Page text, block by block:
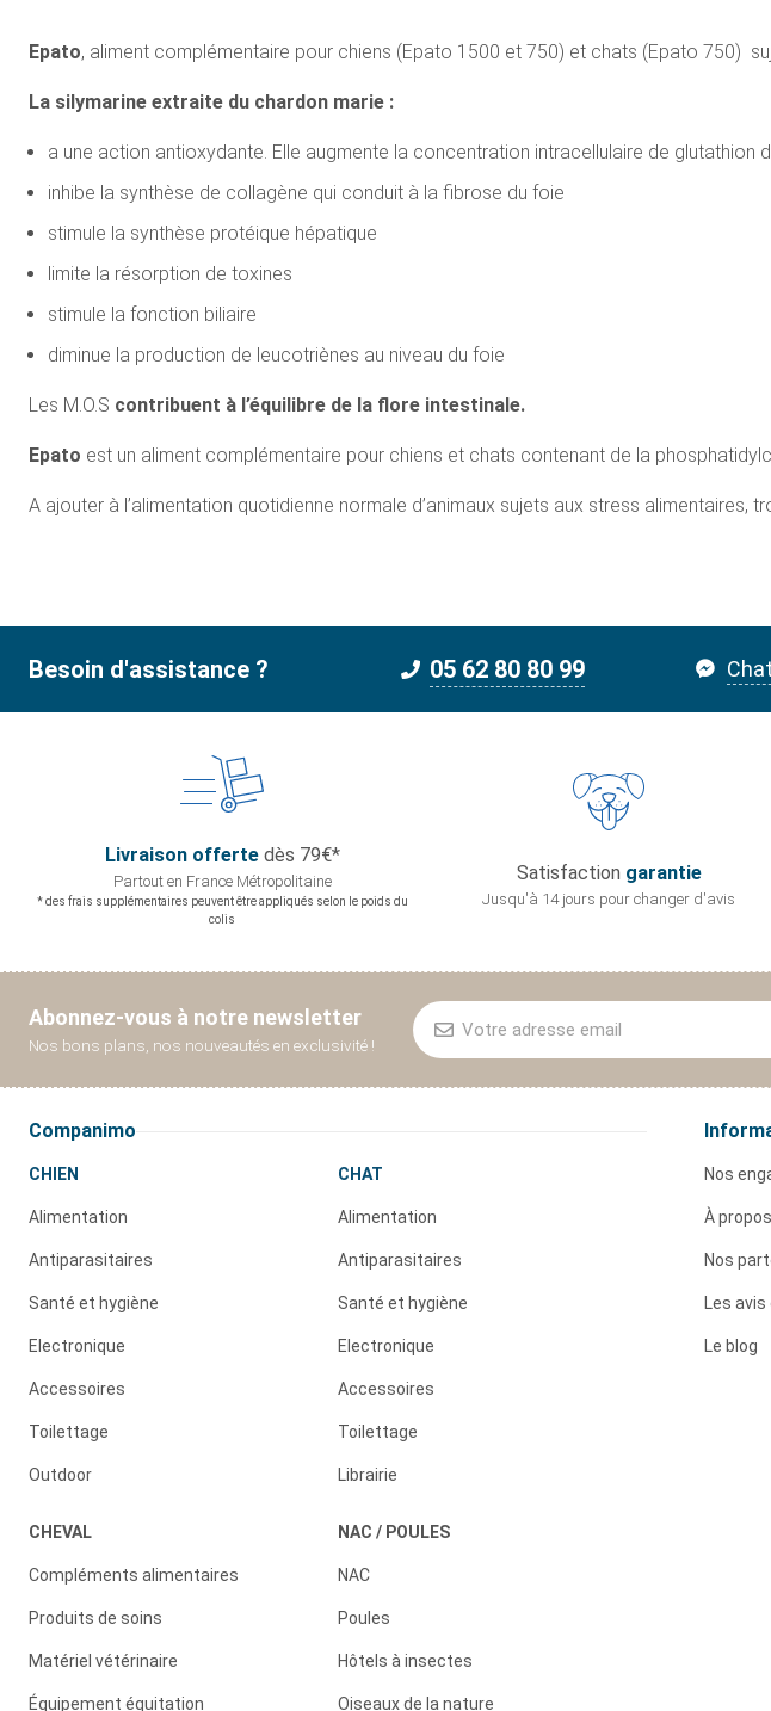
Epato, aliment complémentaire pour chiens (Epato 1500 et 750) et chats (Epato 750)
La silymarine extraite du chardon marie :
a une action antioxydante. Elle augmente la concentration intracellulaire de glutathion
inhibe la synthèse de collagène qui conduit à la fibrose du foie
stimule la synthèse protéique hépatique
limite la résorption de toxines
stimule la fonction biliaire
diminue la production de leucotriènes au niveau du foie
Les M.O.S contribuent à l’équilibre de la flore intestinale.
Epato est un aliment complémentaire pour chiens et chats contenant de la
A ajouter à l’alimentation quotidienne normale d’animaux sujets aux stress
Besoin d'assistance ? 05 62 80 80 99
Livraison offertedès 79€*
Partout en France Métropolitaine
* des frais supplémentaires peuvent être appliqués selon le poids du
colis
Satisfaction garantie
Jusqu'à 14 jours pour changer d'avis
Abonnez-vous à notre newsletter
Nos bons plans, nos nouveautés en exclusivité !
Companimo
CHIEN
Alimentation
Antiparasitaires
Santé et hygiène
Electronique
Accessoires
Toilettage
Outdoor
CHEVAL
Compléments alimentaires
Produits de soins
Matériel vétérinaire
Équipement équitation
CHAT
Alimentation
Antiparasitaires
Santé et hygiène
Electronique
Accessoires
Toilettage
Librairie
NAC / POULES
NAC
Poules
Hôtels à insectes
Oiseaux de la nature
Nos
À
Nos
Les
Le blog